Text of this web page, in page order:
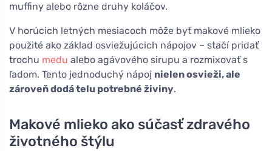
muffiny alebo rôzne druhy koláčov.
V horúcich letných mesiacoch môže byť makové mlieko
použité ako základ osviežujúcich nápojov – stačí pridať
trochu medu alebo agávového sirupu a rozmixovať s
ľadom. Tento jednoduchý nápoj nielen osvieži, ale
zároveň dodá telu potrebné živiny.
Makové mlieko ako súčasť zdravého
životného štýlu